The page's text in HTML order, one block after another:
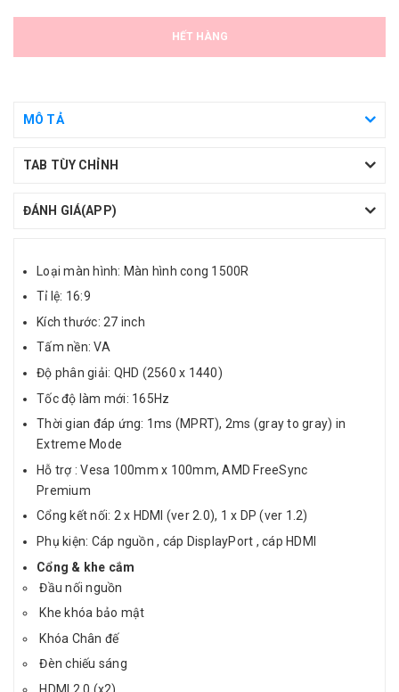
HẾT HÀNG
MÔ TẢ
TAB TÙY CHỈNH
ĐÁNH GIÁ(APP)
Loại màn hình: Màn hình cong 1500R
Tỉ lệ: 16:9
Kích thước: 27 inch
Tấm nền: VA
Độ phân giải: QHD (2560 x 1440)
Tốc độ làm mới: 165Hz
Thời gian đáp ứng: 1ms (MPRT), 2ms (gray to gray) in
Extreme Mode
Hỗ trợ : Vesa 100mm x 100mm, AMD FreeSync
Premium
Cổng kết nối: 2 x HDMI (ver 2.0), 1 x DP (ver 1.2)
Phụ kiện: Cáp nguồn , cáp DisplayPort , cáp HDMI
Cổng & khe cắm
Đầu nối nguồn
Khe khóa bảo mật
Khóa Chân đế
Đèn chiếu sáng